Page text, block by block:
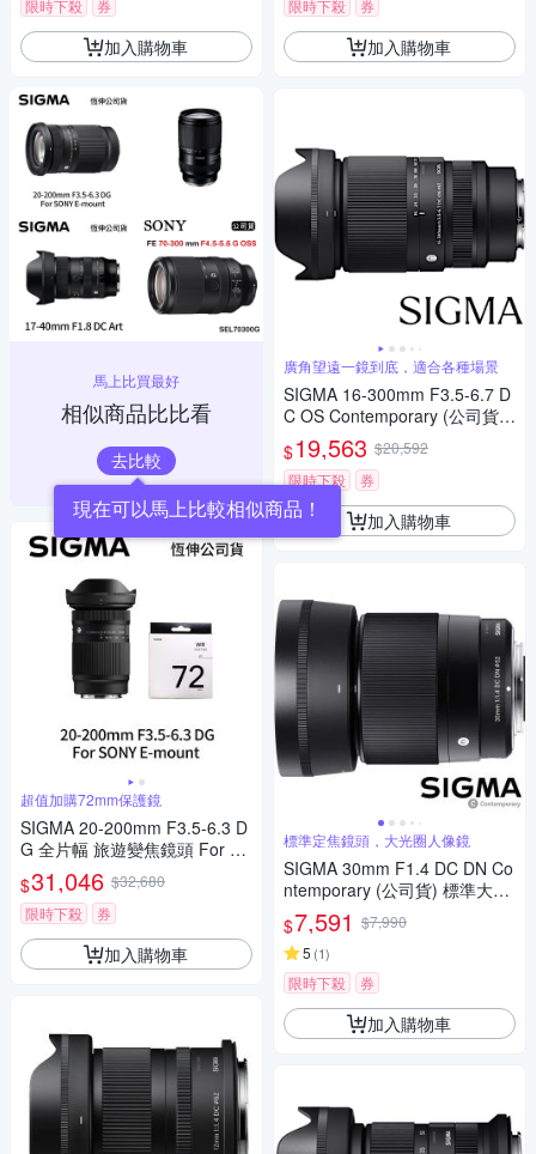
限時下殺
券
加入購物車
馬上比買最好
相似商品比比看
去比較
現在可以馬上比較相似商品！
超值加購72mm保護鏡
SIGMA 20-200mm F3.5-6.3 D
G 全片幅 旅遊變焦鏡頭 For S
ONY E-mount + SIGMA WR U
V 72mm 最頂級保護鏡 (公司
貨)
$31,046 $32,680
限時下殺
券
加入購物車
限時下殺 券
加入購物車
廣角望遠一鏡到底，適合各種場景
SIGMA 16-300mm F3.5-6.7 D
C OS Contemporary (公司貨)
廣角變焦鏡頭 旅遊鏡 APS-C 無
反微單眼鏡頭
$19,563 $20,592
限時下殺
券
加入購物車
標準定焦鏡頭，大光圈人像鏡
SIGMA 30mm F1.4 DC DN Co
ntemporary (公司貨) 標準大光
圈定焦鏡頭 人像鏡 APS-C 無反
微單眼專用鏡頭
$7,591 $7,990
5 (1)
限時下殺 券
加入購物車